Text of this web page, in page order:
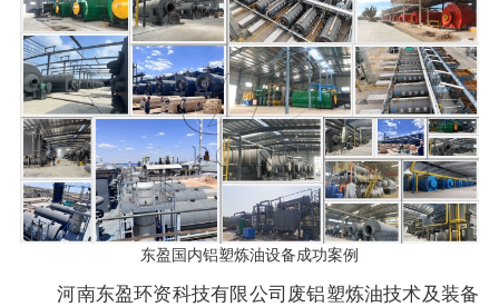
东盈国内铝塑炼油设备成功案例
河南东盈环资科技有限公司废铝塑炼油技术及装备